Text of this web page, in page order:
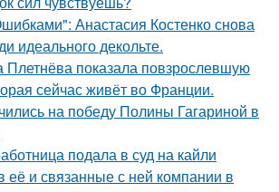
Анастасия Костенко снова
идеального декольте.
показала повзрослевшую
сейчас живёт во Франции.
на победу Полины Гагариной в
подала в суд на кайли
её и связанные с ней компании в